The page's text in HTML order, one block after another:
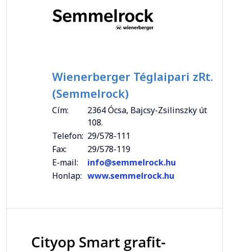
Wienerberger Téglaipari zRt.
(Semmelrock)
Cím:
2364 Ócsa, Bajcsy-Zsilinszky út
108.
Telefon: 29/578-111
Fax:
29/578-119
E-mail:
info@semmelrock.hu
Honlap: www.semmelrock.hu
Cityop Smart grafit-